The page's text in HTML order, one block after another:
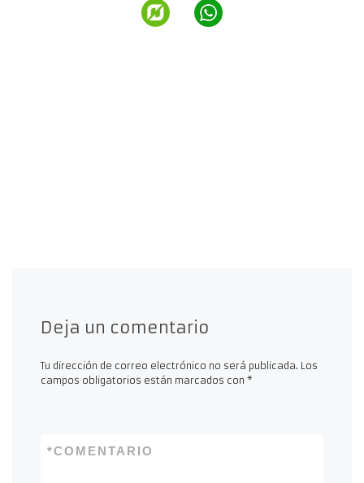
Deja un comentario
Tu dirección de correo electrónico no será publicada. Los
campos obligatorios están marcados con *
COMENTARIO
*